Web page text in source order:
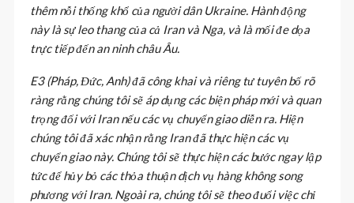
thêm nỗi thống khổ của người dân Ukraine. Hành động
này là sự leo thang của cả Iran và Nga, và là mối đe dọa
trực tiếp đến an ninh châu Âu.
E3 (Pháp, Đức, Anh) đã công khai và riêng tư tuyên bố rõ
ràng rằng chúng tôi sẽ áp dụng các biện pháp mới và quan
trọng đối với Iran nếu các vụ chuyển giao diễn ra. Hiện
chúng tôi đã xác nhận rằng Iran đã thực hiện các vụ
chuyển giao này. Chúng tôi sẽ thực hiện các bước ngay lập
tức để hủy bỏ các thỏa thuận dịch vụ hàng không song
phương với Iran. Ngoài ra, chúng tôi sẽ theo đuổi việc chỉ